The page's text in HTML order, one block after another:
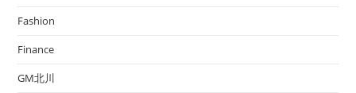
Fashion
Finance
GM北川